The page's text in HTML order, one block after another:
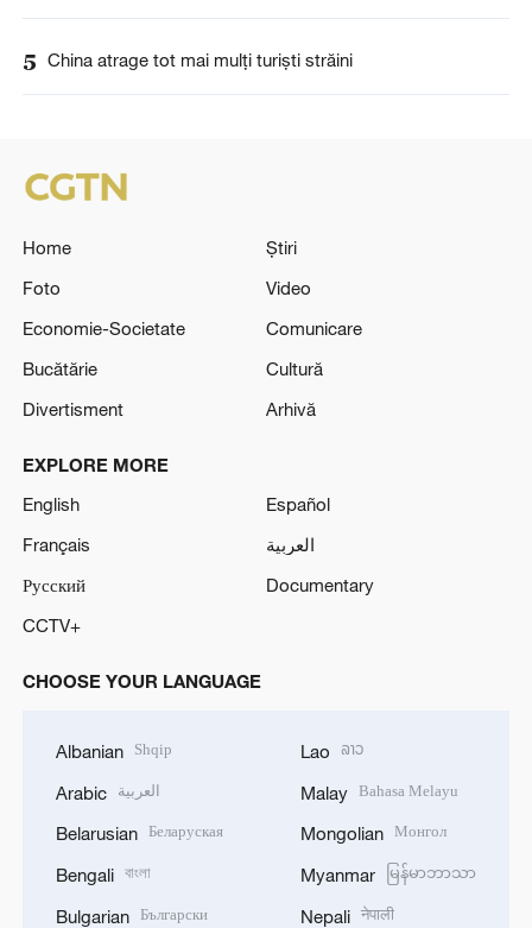
5 China atrage tot mai mulți turiști străini
Home
Știri
Foto
Video
Economie-Societate
Comunicare
Bucătărie
Cultură
Divertisment
Arhivă
EXPLORE MORE
English
Español
Français
العربية
Русский
Documentary
CCTV+
CHOOSE YOUR LANGUAGE
Albanian Shqip
Arabic العربية
Belarusian Беларуская
Bengali বাংলা
Bulgarian Български
Lao ລາວ
Malay Bahasa Melayu
Mongolian Монгол
Myanmar မြန်မာဘာသာ
Nepali नेपाली